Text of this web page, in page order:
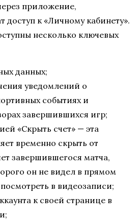
приложение,
доступ к «Личному кабинету».
несколько ключевых
данных;
уведомлений о
событиях и
завершившихся игр;
«Скрыть счет» — эта
временно скрыть от
завершившегося матча,
он не видел в прямом
в видеозаписи;
к своей странице в